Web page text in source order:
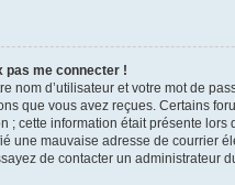
pas me connecter !
nom d’utilisateur et votre mot de
que vous avez reçues. Certains
; cette information était présente
une mauvaise adresse de courrier
de contacter un administrateur